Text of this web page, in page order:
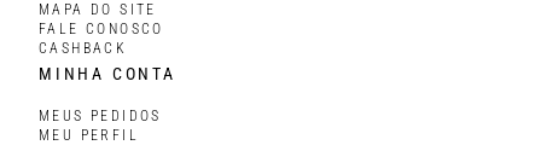
MAPA DO SITE
FALE CONOSCO
CASHBACK
MINHA CONTA
MEUS PEDIDOS
MEU PERFIL